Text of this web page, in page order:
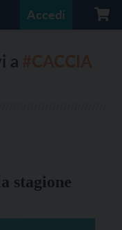
Accedi
a
stagione